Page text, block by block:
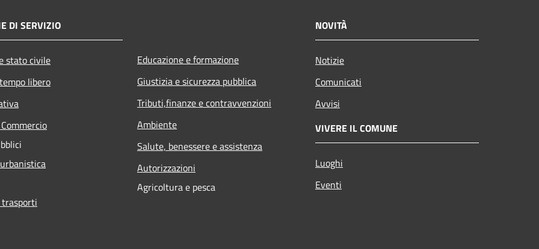
DI SERVIZIO
stato civile
libero
Educazione e formazione
Giustizia e sicurezza pubblica
Tributi,finanze e contravvenzioni
Ambiente
Salute, benessere e assistenza
Autorizzazioni
Agricoltura e pesca
NOVITÀ
Notizie
Comunicati
Avvisi
VIVERE IL COMUNE
Luoghi
Eventi